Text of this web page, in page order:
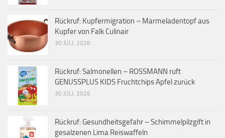
Rückruf: Kupfermigration – Marmeladentopf aus
Kupfer von Falk Culinair
30 JULI, 2026
Rückruf: Salmonellen – ROSSMANN ruft
GENUSSPLUS KIDS Fruchtchips Apfel zurück
30 JULI, 2026
Rückruf: Gesundheitsgefahr – Schimmelpilzgift in
gesalzenen Lima Reiswaffeln